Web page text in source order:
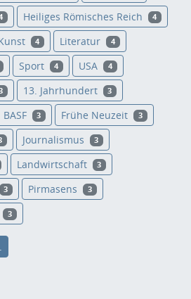
Heiliges Römisches Reich 4
4 Literatur 4
Sport 4 USA 4
13. Jahrhundert 3
BASF 3 Frühe Neuzeit 3
Journalismus 3
Landwirtschaft 3
3 Pirmasens 3
3